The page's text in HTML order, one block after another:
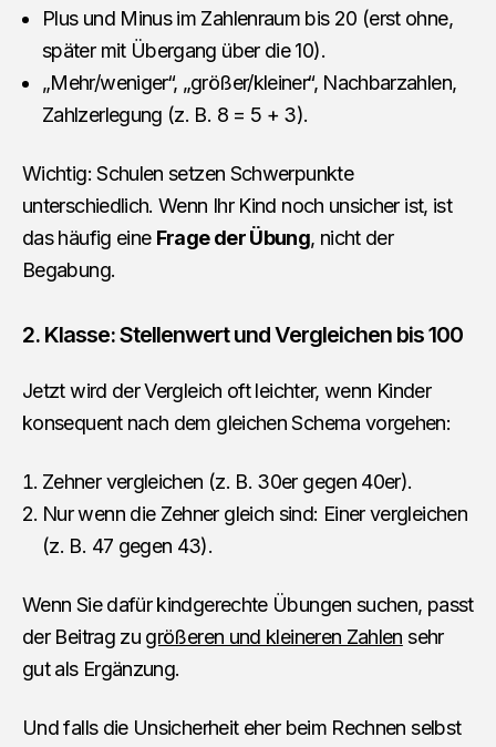
Plus und Minus im Zahlenraum bis 20 (erst ohne,
später mit Übergang über die 10).
„Mehr/weniger“, „größer/kleiner“, Nachbarzahlen,
Zahlzerlegung (z. B. 8 = 5 + 3).
Wichtig: Schulen setzen Schwerpunkte
unterschiedlich. Wenn Ihr Kind noch unsicher ist, ist
das häufig eine Frage der Übung, nicht der
Begabung.
2. Klasse: Stellenwert und Vergleichen bis 100
Jetzt wird der Vergleich oft leichter, wenn Kinder
konsequent nach dem gleichen Schema vorgehen:
Zehner vergleichen (z. B. 30er gegen 40er).
Nur wenn die Zehner gleich sind: Einer vergleichen
(z. B. 47 gegen 43).
Wenn Sie dafür kindgerechte Übungen suchen, passt
der Beitrag zu größeren und kleineren Zahlen sehr
gut als Ergänzung.
Und falls die Unsicherheit eher beim Rechnen selbst